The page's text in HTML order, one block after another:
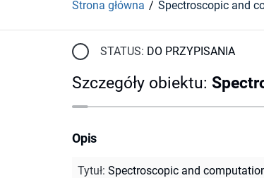
Strona główna
STATUS: DO PRZYPISANIA
Szczegóły obiektu:
Opis
Tytuł: Spectroscopic and